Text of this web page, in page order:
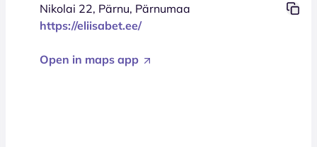
Nikolai 22, Pärnu, Pärnumaa
https://eliisabet.ee/
Open in maps app